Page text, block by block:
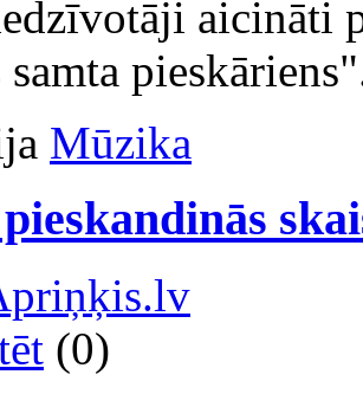
aicināti
Mūzika
(0)